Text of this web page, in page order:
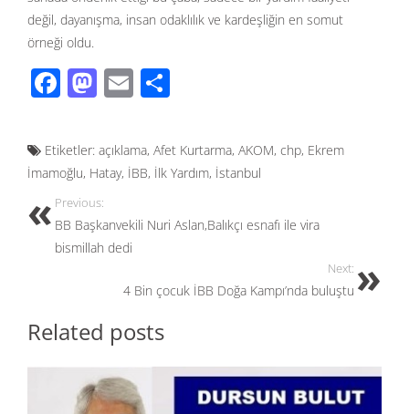
değil, dayanışma, insan odaklılık ve kardeşliğin en somut
örneği oldu.
F
e
b
o
o
k
M
to
d
o
n
E
ail ar
e
Etiketler: açıklama, Afet Kurtarma, AKOM, chp, Ekrem
İmamoğlu, Hatay, İBB, İlk Yardım, İstanbul
Previous:
BB Başkanvekili Nuri Aslan,Balıkçı esnafı ile vira
bismillah dedi
Next:
4 Bin çocuk İBB Doğa Kampı’nda buluştu
Related posts